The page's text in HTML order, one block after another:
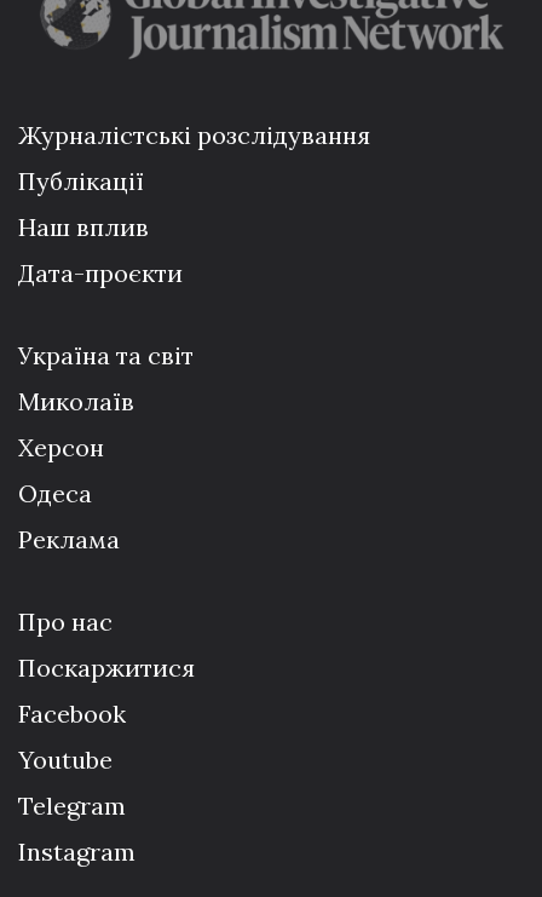
Журналістські розслідування
Публікації
Наш вплив
Дата-проєкти
Україна та світ
Миколаїв
Херсон
Одеса
Реклама
Про нас
Поскаржитися
Facebook
Youtube
Telegram
Instagram